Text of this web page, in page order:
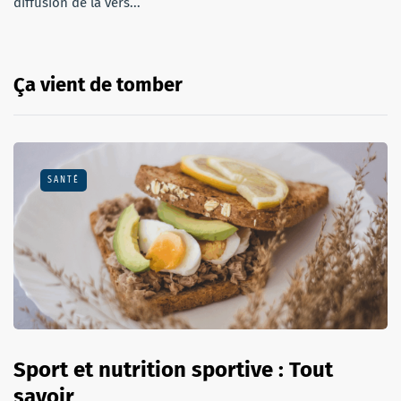
Ça vient de tomber
SANTÉ
Sport et nutrition sportive : Tout